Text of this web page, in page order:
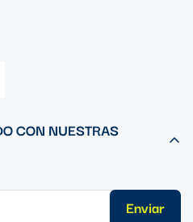
CON NUESTRAS
Enviar